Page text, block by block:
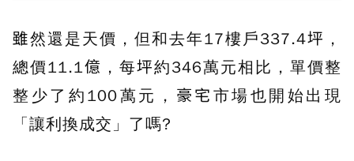
雖然還是天價，但和去年17樓戶337.4坪，
總價11.1億，每坪約346萬元相比，單價整
整少了約100萬元，豪宅市場也開始出現
「讓利換成交」了嗎?